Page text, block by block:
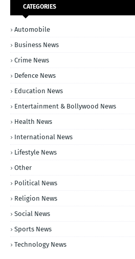
CATEGORIES
Automobile
Business News
Crime News
Defence News
Education News
Entertainment & Bollywood News
Health News
International News
Lifestyle News
Other
Political News
Religion News
Social News
Sports News
Technology News